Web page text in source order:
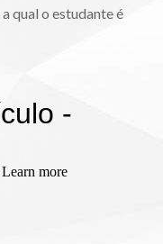
qual o estudante é